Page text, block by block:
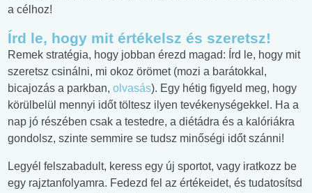
a célhoz!
Írd le, hogy mit értékelsz és szeretsz!
Remek stratégia, hogy jobban érezd magad: Írd le, hogy mit
szeretsz csinálni, mi okoz örömet (mozi a barátokkal,
bicajozás a parkban, olvasás). Egy hétig figyeld meg, hogy
körülbelül mennyi időt töltesz ilyen tevékenységekkel. Ha a
nap jó részében csak a testedre, a diétádra és a kalóriákra
gondolsz, szinte semmire se tudsz minőségi időt szánni!
Legyél felszabadult, keress egy új sportot, vagy iratkozz be
egy rajztanfolyamra. Fedezd fel az értékeidet, és tudatosítsd